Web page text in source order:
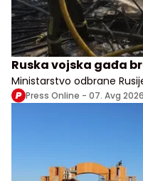
Ruska vojska gađa
Ministarstvo odbrane
izvele udare na vojne,
Press Online - 07. Avg